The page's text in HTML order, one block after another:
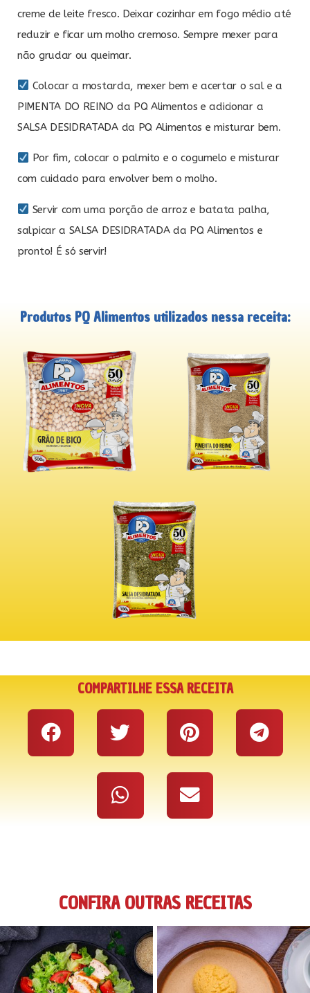
creme de leite fresco. Deixar cozinhar em fogo médio até
reduzir e ficar um molho cremoso. Sempre mexer para
não grudar ou queimar.
Colocar a mostarda, mexer bem e acertar o sal e a
PIMENTA DO REINO da PQ Alimentos e adicionar a
SALSA DESIDRATADA da PQ Alimentos e misturar bem.
Por fim, colocar o palmito e o cogumelo e misturar
com cuidado para envolver bem o molho.
Servir com uma porção de arroz e batata palha,
salpicar a SALSA DESIDRATADA da PQ Alimentos e
pronto! É só servir!
Produtos PQ Alimentos utilizados nessa receita:
COMPARTILHE ESSA RECEITA
CONFIRA OUTRAS RECEITAS